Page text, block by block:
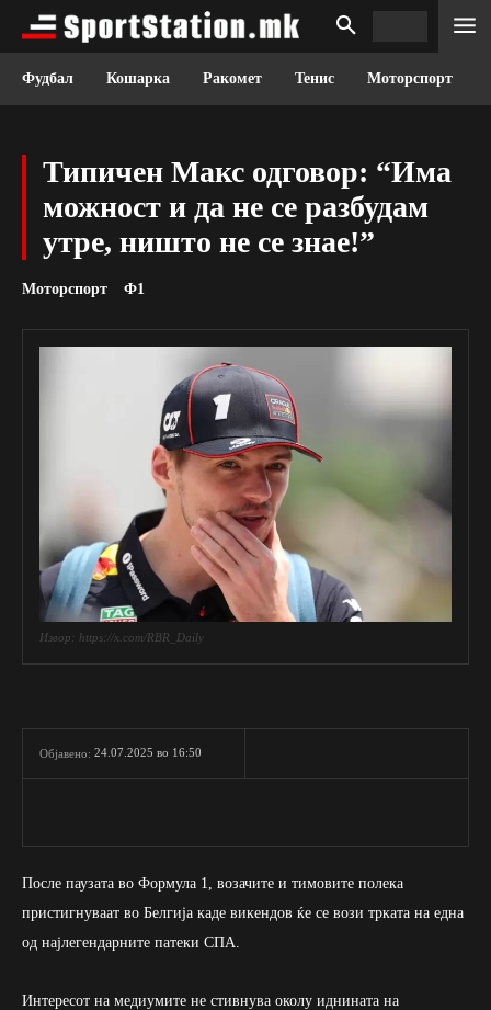
Фудбал Кошарка Ракомет Тенис Моторспорт
Типичен Макс одговор: “Има
можност и да не се разбудам
утре, ништо не се знае!”
Моторспорт Ф1
Извор: https://x.com/RBR_Daily
Објавено: 24.07.2025 во 16:50
После паузата во Формула 1, возачите и тимовите полека
пристигнуваат во Белгија каде викендов ќе се вози трката на една
од најлегендарните патеки СПА.
Интересот на медиумите не стивнува околу иднината на